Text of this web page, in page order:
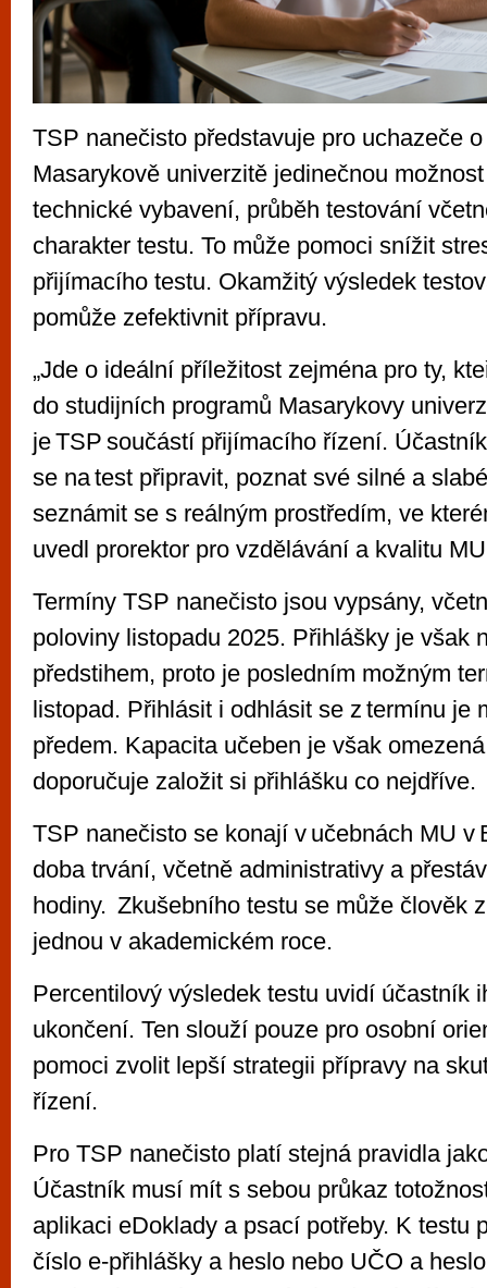
TSP nanečisto představuje pro uchazeče
Masarykově univerzitě jedinečnou
technické vybavení, průběh testování
charakter testu. To může pomoci snížit
přijímacího testu. Okamžitý výsledek
pomůže zefektivnit přípravu.
„Jde o ideální příležitost zejména pro ty,
do studijních programů Masarykovy
je TSP součástí přijímacího řízení.
se na test připravit, poznat své silné a
seznámit se s reálným prostředím, ve
uvedl prorektor pro vzdělávání a kvalitu
Termíny TSP nanečisto jsou vypsány,
poloviny listopadu 2025. Přihlášky je však
předstihem, proto je posledním možným
listopad. Přihlásit i odhlásit se z termínu je
předem. Kapacita učeben je však
doporučuje založit si přihlášku co nejdříve.
TSP nanečisto se konají v učebnách MU v
doba trvání, včetně administrativy a
hodiny. Zkušebního testu se může člověk
jednou v akademickém roce.
Percentilový výsledek testu uvidí účastník
ukončení. Ten slouží pouze pro osobní
pomoci zvolit lepší strategii přípravy na
řízení.
Pro TSP nanečisto platí stejná pravidla
Účastník musí mít s sebou průkaz
aplikaci eDoklady a psací potřeby. K testu
číslo e-přihlášky a heslo nebo UČO a